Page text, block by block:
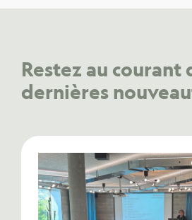
Restez au courant
dernières